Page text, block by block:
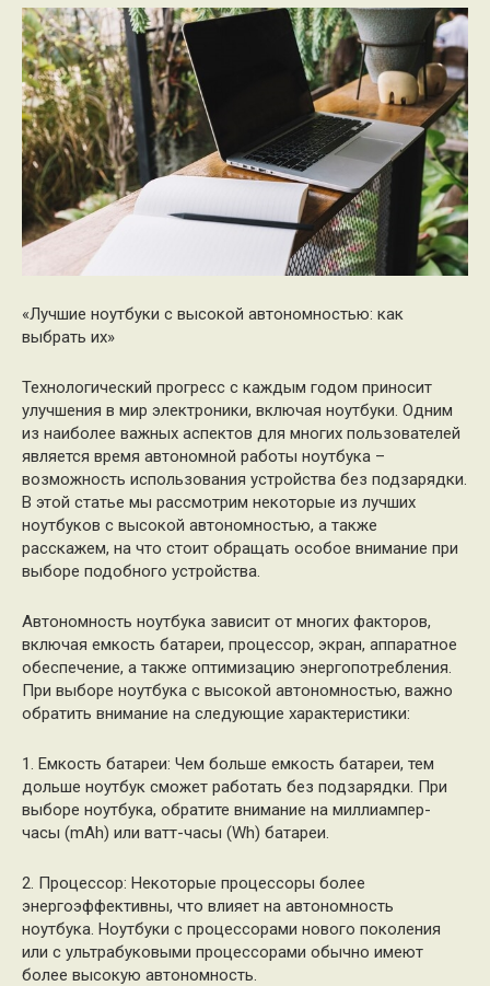
«Лучшие ноутбуки с высокой автономностью: как
выбрать их»
Технологический прогресс с каждым годом приносит
улучшения в мир электроники, включая ноутбуки. Одним
из наиболее важных аспектов для многих пользователей
является время автономной работы ноутбука –
возможность использования устройства без подзарядки.
В этой статье мы рассмотрим некоторые из лучших
ноутбуков с высокой автономностью, а также
расскажем, на что стоит обращать особое внимание при
выборе подобного устройства.
Автономность ноутбука зависит от многих факторов,
включая емкость батареи, процессор, экран, аппаратное
обеспечение, а также оптимизацию энергопотребления.
При выборе ноутбука с высокой автономностью, важно
обратить внимание на следующие характеристики:
1. Емкость батареи: Чем больше емкость батареи, тем
дольше ноутбук сможет работать без подзарядки. При
выборе ноутбука, обратите внимание на миллиампер-
часы (mAh) или ватт-часы (Wh) батареи.
2. Процессор: Некоторые процессоры более
энергоэффективны, что влияет на автономность
ноутбука. Ноутбуки с процессорами нового поколения
или с ультрабуковыми процессорами обычно имеют
более высокую автономность.